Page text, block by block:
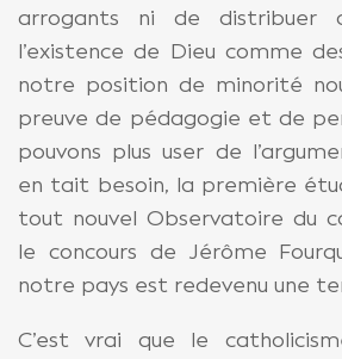
arrogants ni de distribuer
l’existence de Dieu comme
notre position de minorité
preuve de pédagogie et de
pouvons plus user de
en tait besoin, la première
tout nouvel Observatoire du
le concours de Jérôme
notre pays est redevenu une
C’est vrai que le